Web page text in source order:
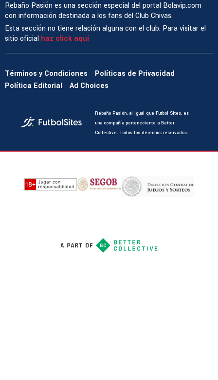
Rebaño Pasión es una sección especial del portal Bolavip.com
con información destinada a los fans del Club Chivas.
Esta sección no tiene relación alguna con el club. Para visitar el
sitio oficial haz click aquí
Términos y Condiciones
Políticas de Privacidad
Política Editorial
Ad Choices
Rebaño Pasión, al igual que Futbol Sites, es
una compañía perteneciente a Better
Collective. Todos los derechos reservados.